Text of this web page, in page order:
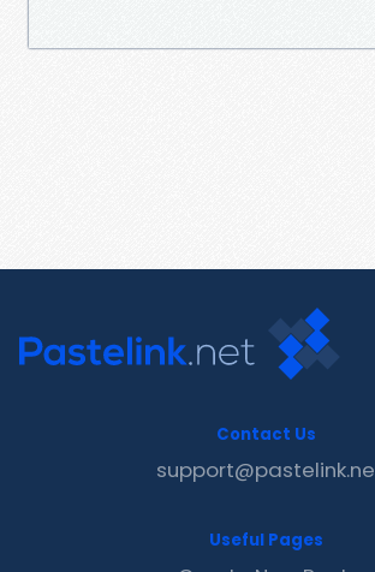
Contact Us
Useful Pages